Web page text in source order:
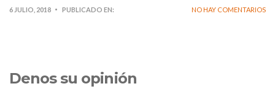
6 JULIO, 2018 PUBLICADO EN: NO HAY COMENTARIOS
Denos su opinión